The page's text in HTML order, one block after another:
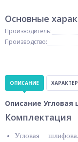
Основные
Производитель:
Производство:
ОПИСАНИЕ
Описание
Комплектация
Угловая